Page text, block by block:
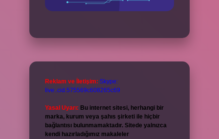
Reklam ve İletişim: Skype:
live:.cid.575569c608265c69
Yasal Uyarı: Bu internet sitesi, herhangi bir
marka, kurum veya şahıs şirketi ile hiçbir
bağlantısı bulunmamaktadır. Sitede yalnızca
kendi hazırladığımız makaleler